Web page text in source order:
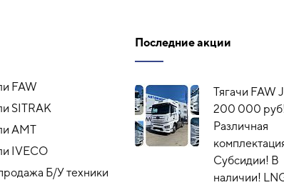
FAW
SITRAK
АМТ
IVECO
Б/У техники
Последние акции
Тягачи FAW
200 000
Различная
Субсидии! В
наличии!